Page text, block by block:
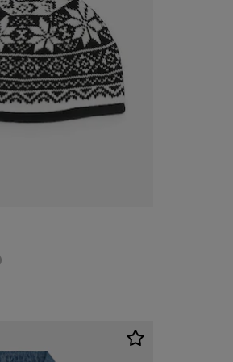
11,99
Aktionspreis: EUR 14,99